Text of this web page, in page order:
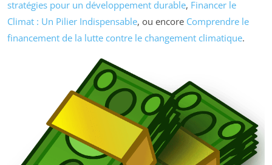
stratégies pour un développement durable, Financer le
Climat : Un Pilier Indispensable, ou encore Comprendre le
financement de la lutte contre le changement climatique.